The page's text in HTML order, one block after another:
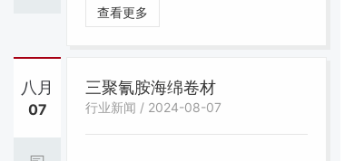
查看更多
八月
07
三聚氰胺海绵卷材
行业新闻 / 2024-08-07